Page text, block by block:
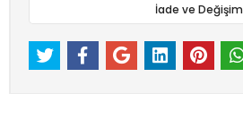
İade ve Değişim